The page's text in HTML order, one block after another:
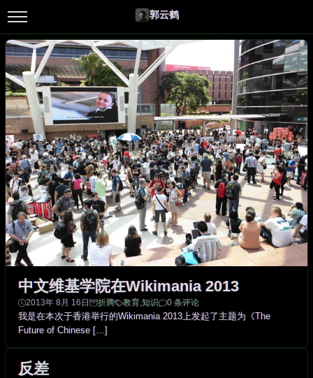
郭云鹤
中文维基学院在Wikimania 2013
2013年 8月 16日 折腾 教育,知识
0 条评论
我是在本次于香港举行的Wikimania 2013上发起了主题为《The
Future of Chinese […]
反差